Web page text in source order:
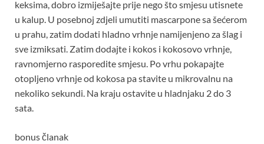
keksima, dobro izmiješajte prije nego što smjesu utisnete
u kalup. U posebnoj zdjeli umutiti mascarpone sa šećerom
u prahu, zatim dodati hladno vrhnje namijenjeno za šlag i
sve izmiksati. Zatim dodajte i kokos i kokosovo vrhnje,
ravnomjerno rasporedite smjesu. Po vrhu pokapajte
otopljeno vrhnje od kokosa pa stavite u mikrovalnu na
nekoliko sekundi. Na kraju ostavite u hladnjaku 2 do 3
sata.
bonus članak